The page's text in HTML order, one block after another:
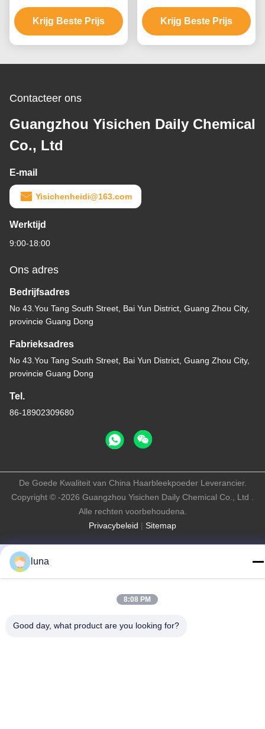
ontwikkelaar
haarperoxide voor kleur
of bleken
Krijg Beste Prijs
Color Developer Voor
Haarverf / Bleaching
Krijg Beste Prijs
Contacteer ons
Guangzhou Yisichen Daily Chemical
Co., Ltd
E-mail
Yisichenheidi@163.com
Werktijd
9:00-18:00
Ons adres
Bedrijfsadres
No 43.You Tang South Street, Bai Yun District, Guang Zhou City,
provincie Guang Dong
Fabrieksadres
No 43.You Tang South Street, Bai Yun District, Guang Zhou City,
provincie Guang Dong
Tel.
86-18902309680
Privacybeleid | Sitemap
De Goede Kwaliteit van China Haarbleekpoeder Leverancier.
Copyright © -2026 Guangzhou Yisichen Daily Chemical Co., Ltd .
Alle rechten voorbehoudena.
luna
8:08 PM
Good day, what product are you looking for?